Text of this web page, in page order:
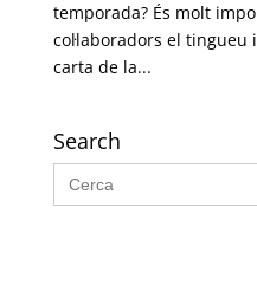
temporada? És molt
col·laboradors el
carta de la...
Search
Search
for: